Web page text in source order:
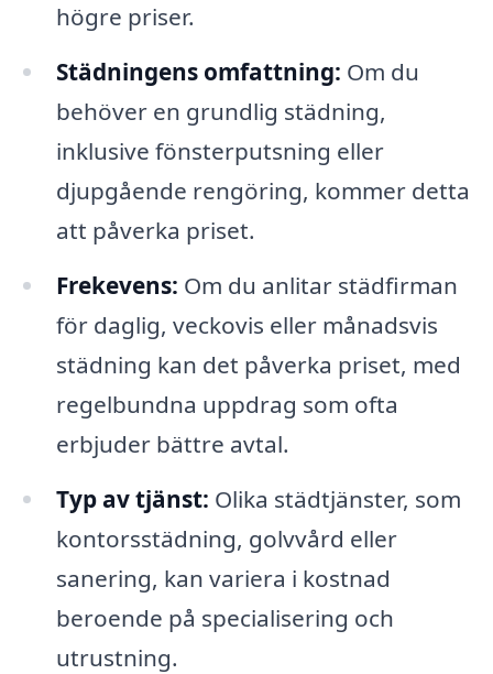
högre priser.
Städningens omfattning: Om du
behöver en grundlig städning,
inklusive fönsterputsning eller
djupgående rengöring, kommer detta
att påverka priset.
Frekevens: Om du anlitar städfirman
för daglig, veckovis eller månadsvis
städning kan det påverka priset, med
regelbundna uppdrag som ofta
erbjuder bättre avtal.
Typ av tjänst: Olika städtjänster, som
kontorsstädning, golvvård eller
sanering, kan variera i kostnad
beroende på specialisering och
utrustning.